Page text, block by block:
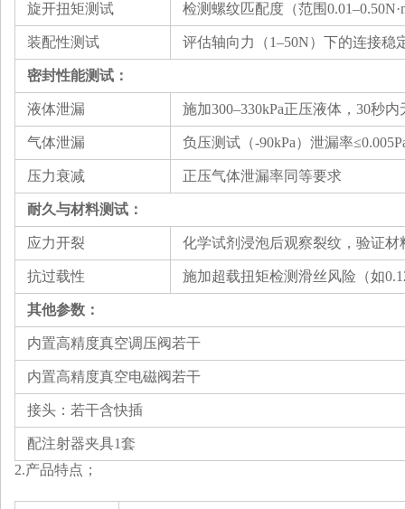
‌旋开扭矩测试 检测螺纹匹配度（范围
‌装配性测试‌ 评估轴向力（1–50N）下的连接稳
‌密封性能测试 ：
‌液体泄漏 施加300–330kPa正压液体，30秒内
‌气体泄漏‌ 负压测试（-90kPa）泄漏率
‌压力衰减‌ 正压气体泄漏率同等要求‌
‌耐久与材料测试 ：
‌应力开裂‌ 化学试剂浸泡后观察裂纹，验证材
‌抗过载性‌ 施加超载扭矩检测滑丝风险（如
其他参数：
内置高精度真空调压阀若干
内置高精度真空电磁阀若干
接头：若干含快插
配注射器夹具1套
2.产品特点；